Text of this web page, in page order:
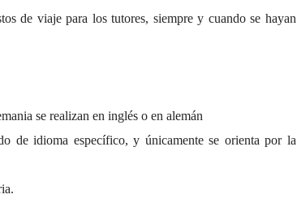
de viaje para los tutores, siempre y cuando se hayan
se realizan en inglés o en alemán
de idioma específico, y únicamente se orienta por la